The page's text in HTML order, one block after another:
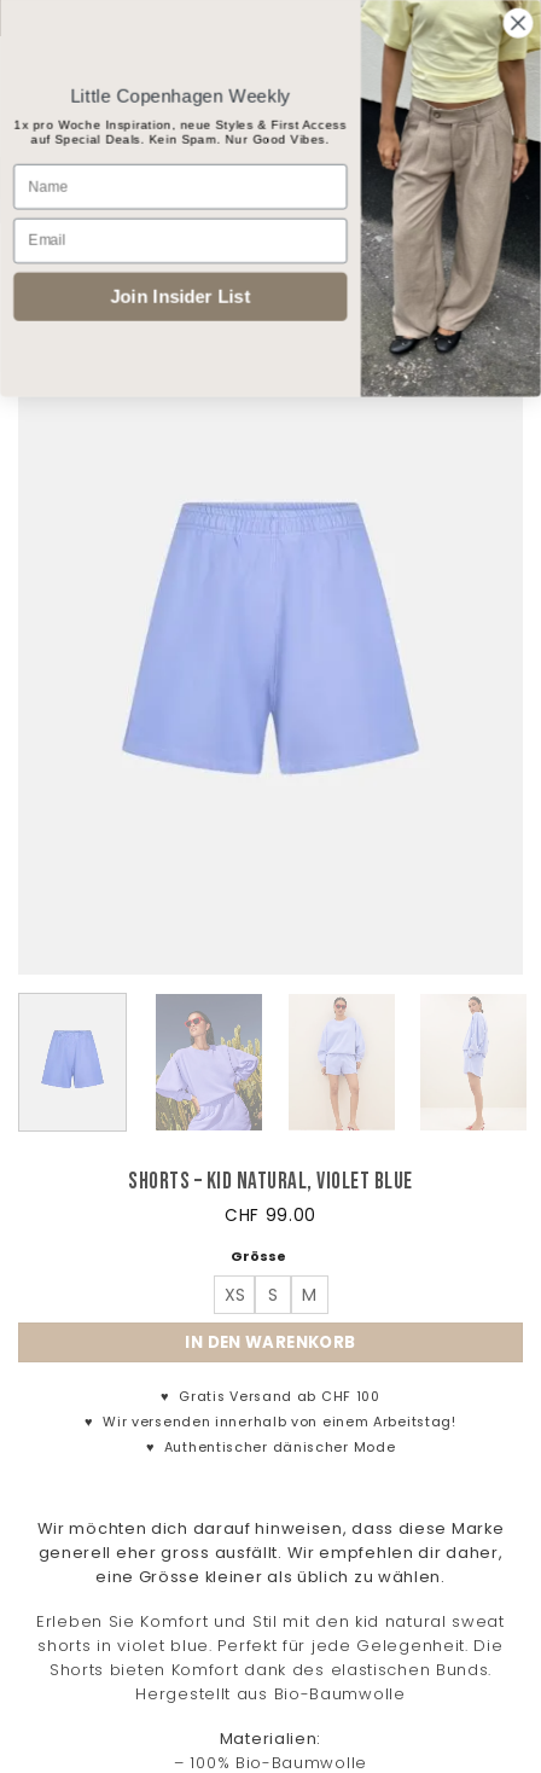
to
Products
search
START / BRANDS / BY-BAR
Add to
wishlist
Shorts – Kid Natural, Violet Blue
CHF 99.00
Grösse
XS S M
IN DEN WARENKORB
♥ Gratis Versand ab CHF 100
♥Wir versenden innerhalb von einem Arbeitstag!
♥ Authentischer dänischer Mode
Wir möchten dich darauf hinweisen, dass diese Marke
generell eher gross ausfällt. Wir empfehlen dir daher,
eine Grösse kleiner als üblich zu wählen.
Erleben Sie Komfort und Stil mit den kid natural sweat
shorts in violet blue. Perfekt für jede Gelegenheit. Die
Shorts bieten Komfort dank des elastischen Bunds.
Hergestellt aus Bio-Baumwolle
Materialien:
– 100% Bio-Baumwolle
Little Copenhagen Weekly
1x pro Woche Inspiration, neue Styles & First Access
auf Special Deals. Kein Spam. Nur Good Vibes.
Name
Email
Join Insider List